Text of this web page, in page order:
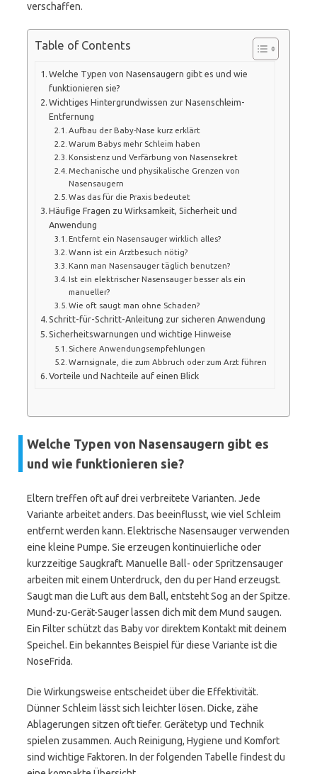
verschaffen.
Table of Contents
Welche Typen von Nasensaugern gibt es und wie
funktionieren sie?
Wichtiges Hintergrundwissen zur Nasenschleim-
Entfernung
Aufbau der Baby-Nase kurz erklärt
Warum Babys mehr Schleim haben
Konsistenz und Verfärbung von Nasensekret
Mechanische und physikalische Grenzen von
Nasensaugern
Was das für die Praxis bedeutet
Häufige Fragen zu Wirksamkeit, Sicherheit und
Anwendung
Entfernt ein Nasensauger wirklich alles?
Wann ist ein Arztbesuch nötig?
Kann man Nasensauger täglich benutzen?
Ist ein elektrischer Nasensauger besser als ein
manueller?
Wie oft saugt man ohne Schaden?
Schritt-für-Schritt-Anleitung zur sicheren Anwendung
Sicherheitswarnungen und wichtige Hinweise
Sichere Anwendungsempfehlungen
Warnsignale, die zum Abbruch oder zum Arzt führen
Vorteile und Nachteile auf einen Blick
Welche Typen von Nasensaugern gibt es
und wie funktionieren sie?
Eltern treffen oft auf drei verbreitete Varianten. Jede
Variante arbeitet anders. Das beeinflusst, wie viel Schleim
entfernt werden kann. Elektrische Nasensauger verwenden
eine kleine Pumpe. Sie erzeugen kontinuierliche oder
kurzzeitige Saugkraft. Manuelle Ball- oder Spritzensauger
arbeiten mit einem Unterdruck, den du per Hand erzeugst.
Saugt man die Luft aus dem Ball, entsteht Sog an der Spitze.
Mund-zu-Gerät-Sauger lassen dich mit dem Mund saugen.
Ein Filter schützt das Baby vor direktem Kontakt mit deinem
Speichel. Ein bekanntes Beispiel für diese Variante ist die
NoseFrida.
Die Wirkungsweise entscheidet über die Effektivität.
Dünner Schleim lässt sich leichter lösen. Dicke, zähe
Ablagerungen sitzen oft tiefer. Gerätetyp und Technik
spielen zusammen. Auch Reinigung, Hygiene und Komfort
sind wichtige Faktoren. In der folgenden Tabelle findest du